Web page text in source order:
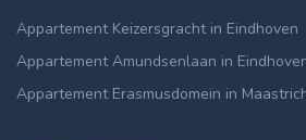
Appartement Keizersgracht in Eindhoven
Appartement Amundsenlaan in
Appartement Erasmusdomein in